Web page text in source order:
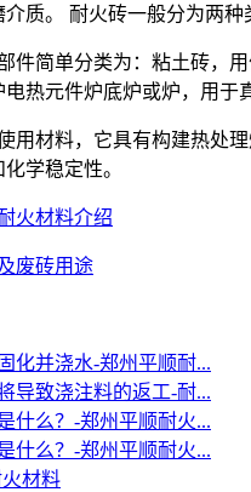
质。 耐火砖一般分为两种
件简单分类为：粘土砖，
热元件炉底炉或炉，用于
用材料，它具有构建热处
学稳定性。
火材料介绍
废砖用途
化并浇水-郑州平顺耐...
导致浇注料的返工-耐...
什么？-郑州平顺耐火...
什么？-郑州平顺耐火...
材料